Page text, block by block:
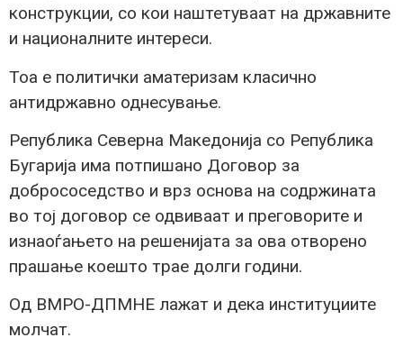
конструкции, со кои наштетуваат на државните
и националните интереси.
Тоа е политички аматеризам класично
антидржавно однесување.
Република Северна Македонија со Република
Бугарија има потпишано Договор за
добрососедство и врз основа на содржината
во тој договор се одвиваат и преговорите и
изнаоѓањето на решенијата за ова отворено
прашање коешто трае долги години.
Од ВМРО-ДПМНЕ лажат и дека институциите
молчат.